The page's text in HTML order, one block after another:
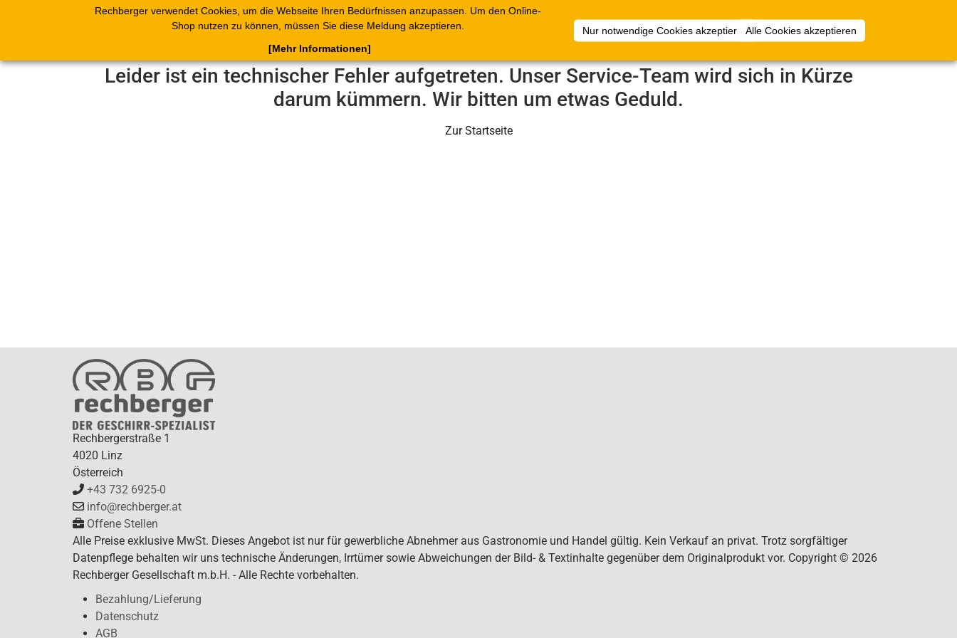
Rechberger verwendet Cookies, um die Webseite Ihren Bedürfnissen anzupassen. Um den Online-
Shop nutzen zu können, müssen Sie diese Meldung akzeptieren.
Nur notwendige Cookies akzeptierenAlle Cookies akzeptieren
[Mehr Informationen]
Shop Blätterkataloge Warenkorb Belege Artikelsammlungen Anmelden
Leider ist ein technischer Fehler aufgetreten. Unser Service-Team wird sich in Kürze
darum kümmern. Wir bitten um etwas Geduld.
Zur Startseite
Rechbergerstraße 1
4020 Linz
Österreich
+43 732 6925-0
info@rechberger.at
Offene Stellen
Alle Preise exklusive MwSt. Dieses Angebot ist nur für gewerbliche Abnehmer aus Gastronomie und Handel gültig. Kein Verkauf an privat. Trotz sorgfältiger
Datenpflege behalten wir uns technische Änderungen, Irrtümer sowie Abweichungen der Bild- & Textinhalte gegenüber dem Originalprodukt vor. Copyright © 2026
Rechberger Gesellschaft m.b.H. - Alle Rechte vorbehalten.
Bezahlung/Lieferung
Datenschutz
AGB